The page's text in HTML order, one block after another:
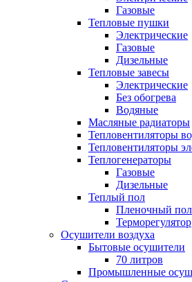
Газовые
Тепловые пушки
Электрические
Газовые
Дизельные
Тепловые завесы
Электрические
Без обогрева
Водяные
Масляные радиаторы
Тепловентиляторы
Тепловентиляторы
Теплогенераторы
Газовые
Дизельные
Теплый пол
Пленочный пол
Терморегулятор
Осушители воздуха
Бытовые осушители
70 литров
Промышленные